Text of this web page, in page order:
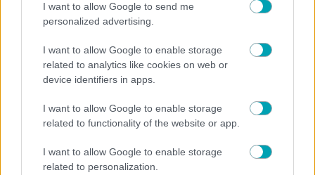
I want to allow Google to send me
personalized advertising.
I want to allow Google to enable storage
related to analytics like cookies on web or
device identifiers in apps.
I want to allow Google to enable storage
related to functionality of the website or app.
I want to allow Google to enable storage
related to personalization.